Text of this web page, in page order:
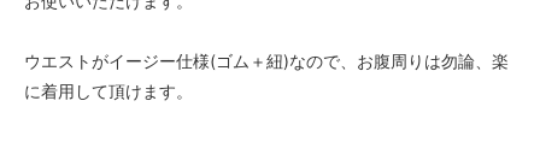
ウエストがイージー仕様(ゴム＋紐)なので、お腹周りは勿論、楽
に着用して頂けます。